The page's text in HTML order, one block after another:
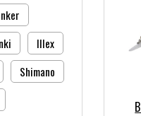
Illex
Shimano